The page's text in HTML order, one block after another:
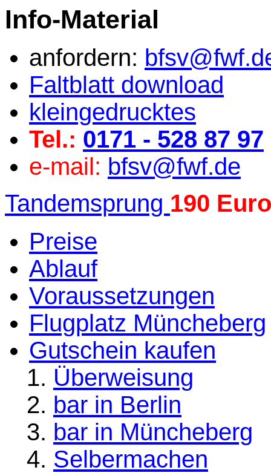
Info-Material
anfordern:
Faltblatt download
kleingedrucktes
Tel.: 0171 - 528 87 97
e-mail: bfsv@fwf.de
Tandemsprung 190 Euro
Preise
Ablauf
Voraussetzungen
Flugplatz Müncheberg
Gutschein kaufen
Überweisung
bar in Berlin
bar in Müncheberg
Selbermachen